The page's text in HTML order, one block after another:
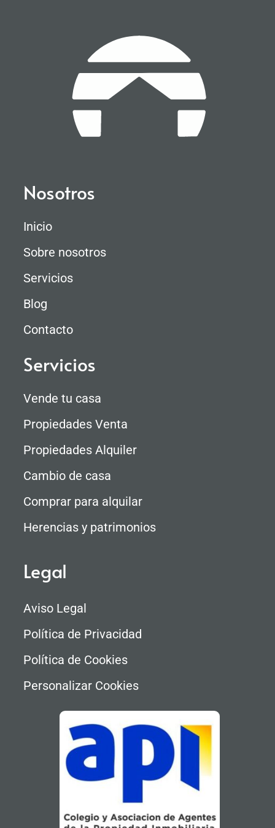
Nosotros
Inicio
Sobre nosotros
Servicios
Blog
Contacto
Servicios
Vende tu casa
Propiedades Venta
Propiedades Alquiler
Cambio de casa
Comprar para alquilar
Herencias y patrimonios
Legal
Aviso Legal
Política de Privacidad
Política de Cookies
Personalizar Cookies